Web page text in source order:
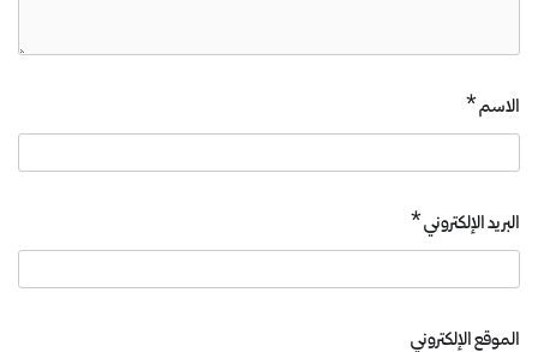
الاسم*
البريد الإلكتروني*
الموقع الإلكتروني